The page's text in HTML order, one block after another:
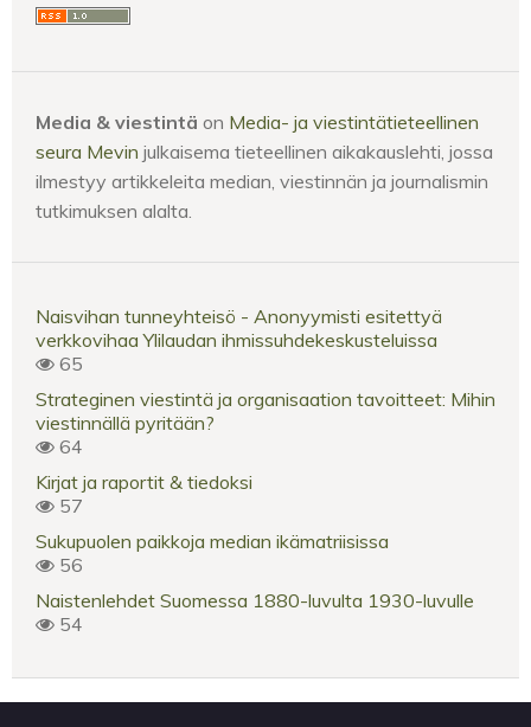
Media & viestintä on Media- ja viestintätieteellinen
seura Mevin julkaisema tieteellinen aikakauslehti, jossa
ilmestyy artikkeleita median, viestinnän ja journalismin
tutkimuksen alalta.
Naisvihan tunneyhteisö - Anonyymisti esitettyä
verkkovihaa Ylilaudan ihmissuhdekeskusteluissa
65
Strateginen viestintä ja organisaation tavoitteet: Mihin
viestinnällä pyritään?
64
Kirjat ja raportit & tiedoksi
57
Sukupuolen paikkoja median ikämatriisissa
56
Naistenlehdet Suomessa 1880-luvulta 1930-luvulle
54